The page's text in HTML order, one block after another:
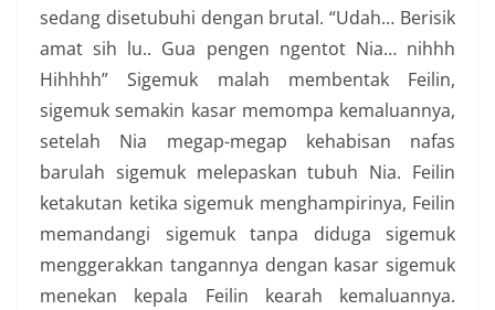
sedang disetubuhi dengan brutal. “Udah… Berisik
amat sih lu.. Gua pengen ngentot Nia… nihhh
Hihhhh” Sigemuk malah membentak Feilin,
sigemuk semakin kasar memompa kemaluannya,
setelah Nia megap-megap kehabisan nafas
barulah sigemuk melepaskan tubuh Nia. Feilin
ketakutan ketika sigemuk menghampirinya, Feilin
memandangi sigemuk tanpa diduga sigemuk
menggerakkan tangannya dengan kasar sigemuk
menekan kepala Feilin kearah kemaluannya.